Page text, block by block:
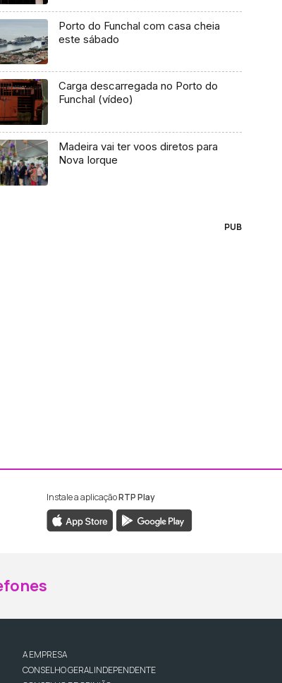
Porto do Funchal com casa cheia
este sábado
Carga descarregada no Porto do
Funchal (vídeo)
Madeira vai ter voos diretos para
Nova Iorque
PUB
da RTP Madeira
da RTP Madeira
Instale a aplicaçãoRTP Play
A EMPRESA
CONSELHO GERAL INDEPENDENTE